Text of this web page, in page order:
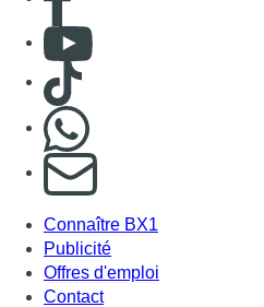
Consulter Youtube
Consulter TikTok
S'abonner à notre
Connaître BX1
Publicité
Offres d'emploi
Contact